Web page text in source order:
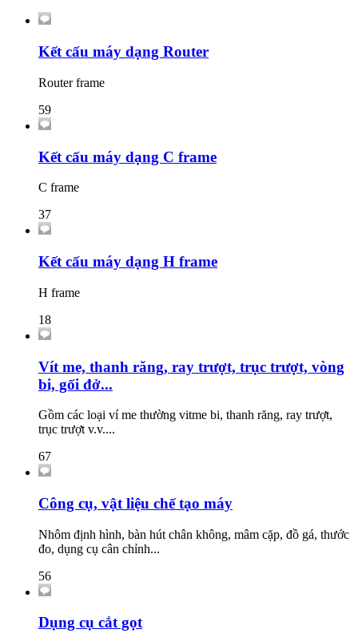
Kết cấu máy dạng Router
Router frame
59
Kết cấu máy dạng C frame
C frame
37
Kết cấu máy dạng H frame
H frame
18
Vít me, thanh răng, ray trượt, trục trượt, vòng
bi, gối đở...
Gồm các loại ví me thường vitme bi, thanh răng, ray trượt,
trục trượt v.v....
67
Công cụ, vật liệu chế tạo máy
Nhôm định hình, bàn hút chân không, mâm cặp, đồ gá, thước
đo, dụng cụ cân chỉnh...
56
Dụng cụ cắt gọt